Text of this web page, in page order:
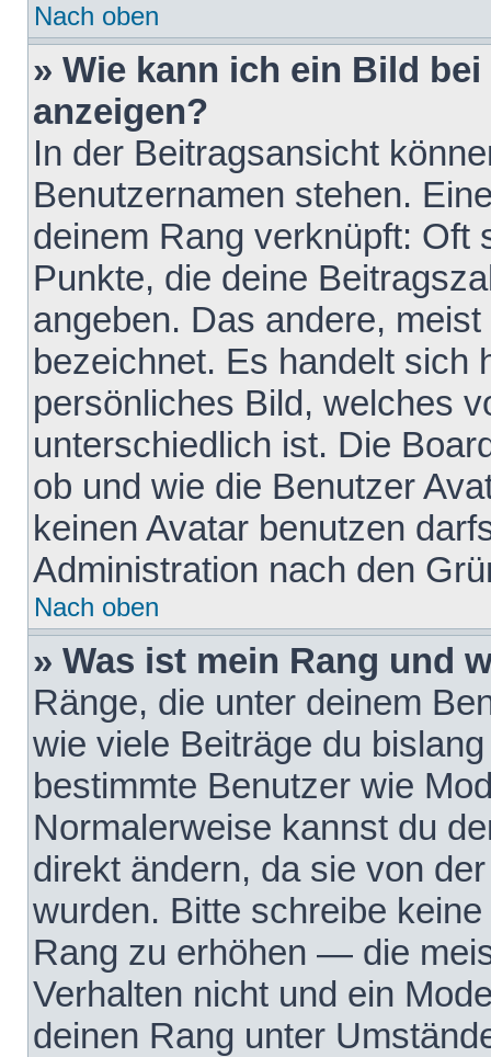
Nach oben
» Wie kann ich ein Bild
anzeigen?
In der Beitragsansicht
Benutzernamen stehen.
deinem Rang verknüpft: Oft
Punkte, die deine
angeben. Das andere,
bezeichnet. Es handelt sich
persönliches Bild, welches
unterschiedlich ist. Die
ob und wie die Benutzer
keinen Avatar benutzen
Administration nach den
Nach oben
» Was ist mein Rang und
Ränge, die unter deinem
wie viele Beiträge du
bestimmte Benutzer wie
Normalerweise kannst du
direkt ändern, da sie von
wurden. Bitte schreibe
Rang zu erhöhen — die
Verhalten nicht und ein
deinen Rang unter